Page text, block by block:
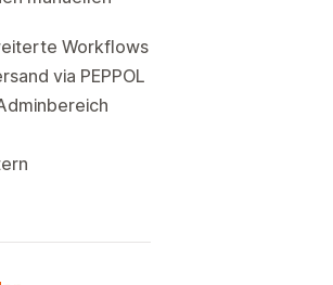
Workflows
via PEPPOL